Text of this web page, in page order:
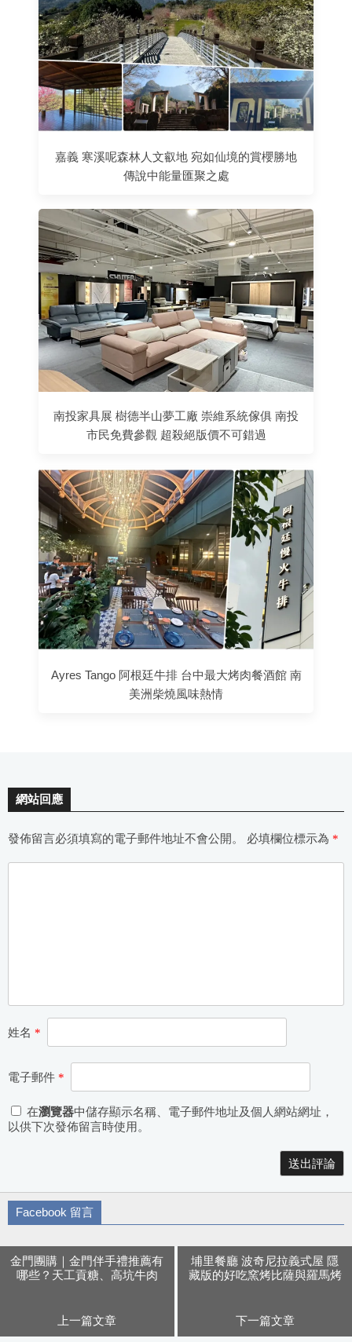
嘉義 寒溪呢森林人文叡地 宛如仙境的賞櫻勝地
傳說中能量匯聚之處
南投家具展 樹德半山夢工廠 崇維系統傢俱 南投
市民免費參觀 超殺絕版價不可錯過
Ayres Tango 阿根廷牛排 台中最大烤肉餐酒館 南
美洲柴燒風味熱情
網站回應
發佈留言必須填寫的電子郵件地址不會公開。 必填欄位標示為 *
姓名 *
電子郵件 *
在瀏覽器中儲存顯示名稱、電子郵件地址及個人網站網址，
以供下次發佈留言時使用。
Facebook 留言
金門團購｜金門伴手禮推薦有
哪些？天工貢糖、高坑牛肉
上一篇文章
埔里餐廳 波奇尼拉義式屋 隱
藏版的好吃窯烤比薩與羅馬烤
下一篇文章